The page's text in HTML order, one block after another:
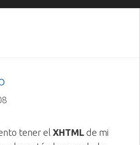
tener el XHTML de mi